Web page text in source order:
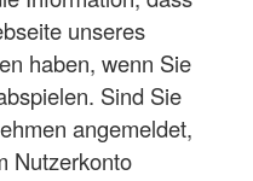
unseres
haben, wenn Sie
Sind Sie
angemeldet,
Nutzerkonto